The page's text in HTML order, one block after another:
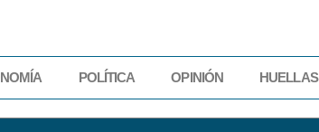
POLÍTICA OPINIÓN HUELLAS